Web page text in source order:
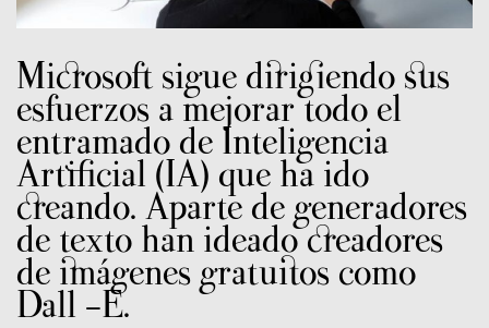
Microsoft sigue dirigiendo sus
esfuerzos a mejorar todo el
entramado de Inteligencia
Artificial (IA) que ha ido
creando. Aparte de generadores
de texto han ideado creadores
de imágenes gratuitos como
Dall -E.